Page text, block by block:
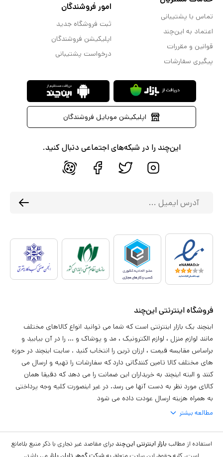
تماس با پشتیبانی
اعتماد به این‌چند
قوانین و مقررات
پیگیری سفارشات
امور فروشندگان
ثبت فروشگاه جدید
اپلیکیشن فروشندگان
درخواست پشتیبانی
اپلیکیشن موبایل فروشندگان
این‌چند را در شبکه‌های اجتماعی دنبال کنید.
فروشگاه اینترنتی این‌چند
اینچند یک بازار اینترنتی است که شما می توانید انواع کالاهای مختلف
مانند لوازم منزل ، لوازم الکترونیک ، مد و پوشاک و ... را در آن بیابید و
براساس مقایسه قیمت ، ارزان ترین را انتخاب کنید . سایت اینچند در حوزه
های مختلف کالا تامین کنندگانی دارد که سفارشات را تهیه و ارسال می
کنند و البته اینچند به خریداران این ضمانت را می دهد که دقیقا همان
کالای مورد نظر به دست آنها می رسد. در غیر اینصورت کلیه وجه پرداختی
به همراه هزینه ارسال عودت داده می شود
مطالعه بیشتر
استفاده از مطالب بازار اینترنتی این‌چند برای مقاصد غیر تجاری با ذکر منبع بلامانع